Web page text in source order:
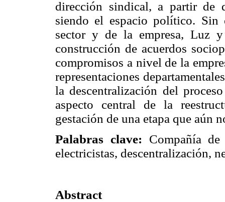
dirección sindical, a partir de
siendo el espacio político. Sin
sector y de la empresa, Luz
construcción de acuerdos
compromisos a nivel de la
representaciones
la descentralización del
aspecto central de la
gestación de una etapa que aún
Palabras clave: Compañía
electricistas, descentralización,
Abstract